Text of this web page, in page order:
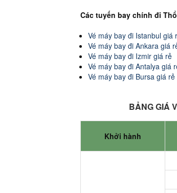
Các tuyến bay chính đi
Vé máy bay đi Istanbul giá
Vé máy bay đi Ankara giá
Vé máy bay đi Izmir giá rẻ
Vé máy bay đi Antalya giá
Vé máy bay đi Bursa giá rẻ
BẢNG GIÁ
Khởi hành